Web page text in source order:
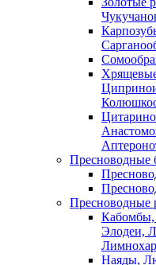
Пресноводные
Пресноводные
Кабомбы,
Элодеи,
Наяды,